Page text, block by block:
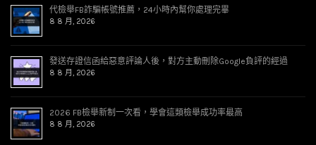
代檢舉FB詐騙帳號推薦，24小時內幫你處理完畢
8 8 月, 2026
發送存證信函給惡意評論人後，對方主動刪除Google負評的經過
8 8 月, 2026
2026 FB檢舉新制一次看，學會這類檢舉成功率最高
8 8 月, 2026